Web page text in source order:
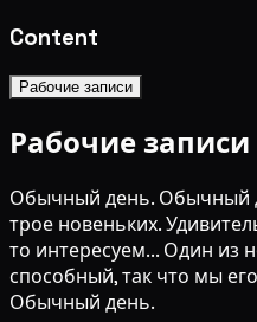
Content
Рабочие записи
Рабочие записи
Обычный день. Обычный
трое новеньких.
то интересуем... Один из
способный, так что мы
Обычный день.